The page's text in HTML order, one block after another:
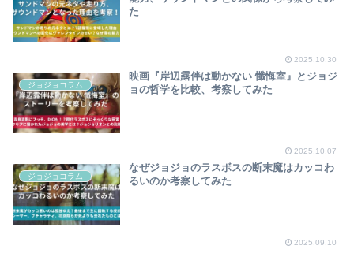
た
2025.10.30
ジョジョコラム
映画『岸辺露伴は動かない 懺悔室』とジョジ
ョの哲学を比較、考察してみた
2025.10.07
ジョジョコラム
なぜジョジョのラスボスの断末魔はカッコわ
るいのか考察してみた
2025.09.10